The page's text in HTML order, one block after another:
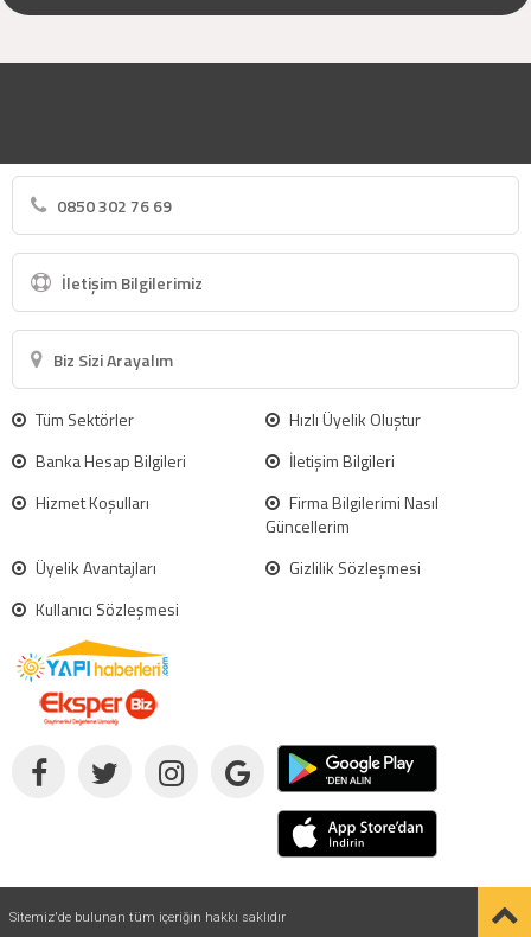
0850 302 76 69
İletişim Bilgilerimiz
Biz Sizi Arayalım
Tüm Sektörler
Hızlı Üyelik Oluştur
Banka Hesap Bilgileri
İletişim Bilgileri
Hizmet Koşulları
Firma Bilgilerimi Nasıl
Güncellerim
Üyelik Avantajları
Gizlilik Sözleşmesi
Kullanıcı Sözleşmesi
Sitemiz'de bulunan tüm içeriğin hakkı saklıdır